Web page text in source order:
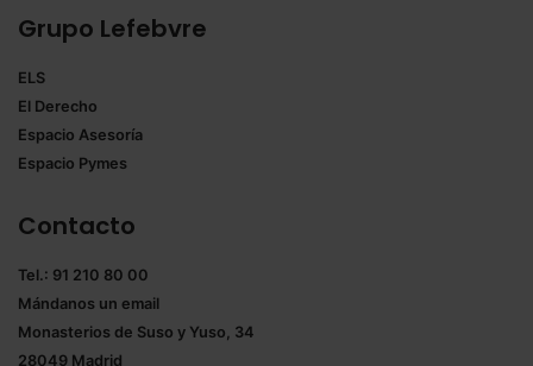
Saber más acerca de las cookies
Grupo Lefebvre
ELS
El Derecho
Espacio Asesoría
Espacio Pymes
Contacto
Tel.: 91 210 80 00
Mándanos un email
Monasterios de Suso y Yuso, 34
28049 Madrid